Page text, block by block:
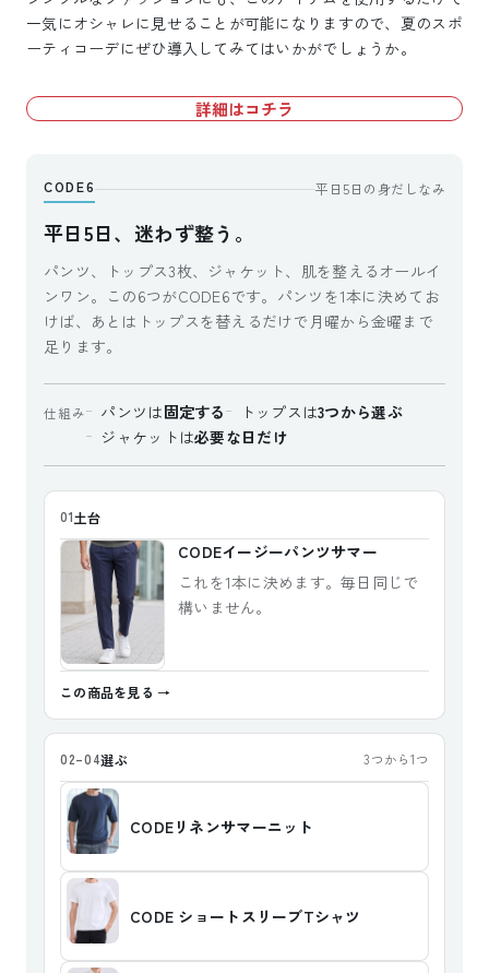
一気にオシャレに見せることが可能になりますので、夏のスポ
ーティコーデにぜひ導入してみてはいかがでしょうか。
詳細はコチラ
CODE6 平日5日の身だしなみ
平日5日、迷わず整う。
パンツ、トップス3枚、ジャケット、肌を整えるオールイ
ンワン。この6つがCODE6です。パンツを1本に決めてお
けば、あとはトップスを替えるだけで月曜から金曜まで
足ります。
仕組み パンツは固定する トップスは3つから選ぶ
ジャケットは必要な日だけ
01土台
CODEイージーパンツサマー
これを1本に決めます。毎日同じで
構いません。
この商品を見る
02–04選ぶ 3つから1つ
CODEリネンサマーニット
CODE ショートスリーブTシャツ